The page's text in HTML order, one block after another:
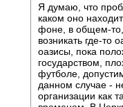
Я думаю, что
каком оно
фоне, в общем-то,
возникать где-то
оазисы, пока
государством,
футболе,
данном случае -
организации как